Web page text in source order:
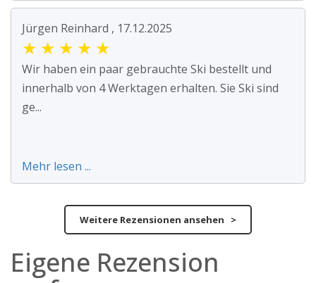
Jürgen Reinhard , 17.12.2025
★ ★ ★ ★ ★
Wir haben ein paar gebrauchte Ski bestellt und
innerhalb von 4 Werktagen erhalten. Sie Ski sind
ge...
Mehr lesen ...
Weitere Rezensionen ansehen >
Eigene Rezension